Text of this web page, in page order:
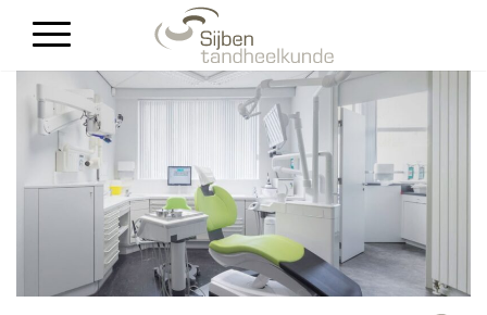
nieuwe patiënten
Contact